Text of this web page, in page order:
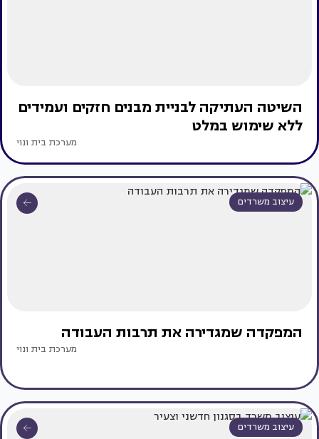
השיטה העתיקה לבניית מבנים חזקים ועמידים
ללא שימוש במלט
מערכת בית ונוי
עיצוב משרדים
המפקדה שמגדירה את תרבות העבודה
מערכת בית ונוי
עיצוב משרדים